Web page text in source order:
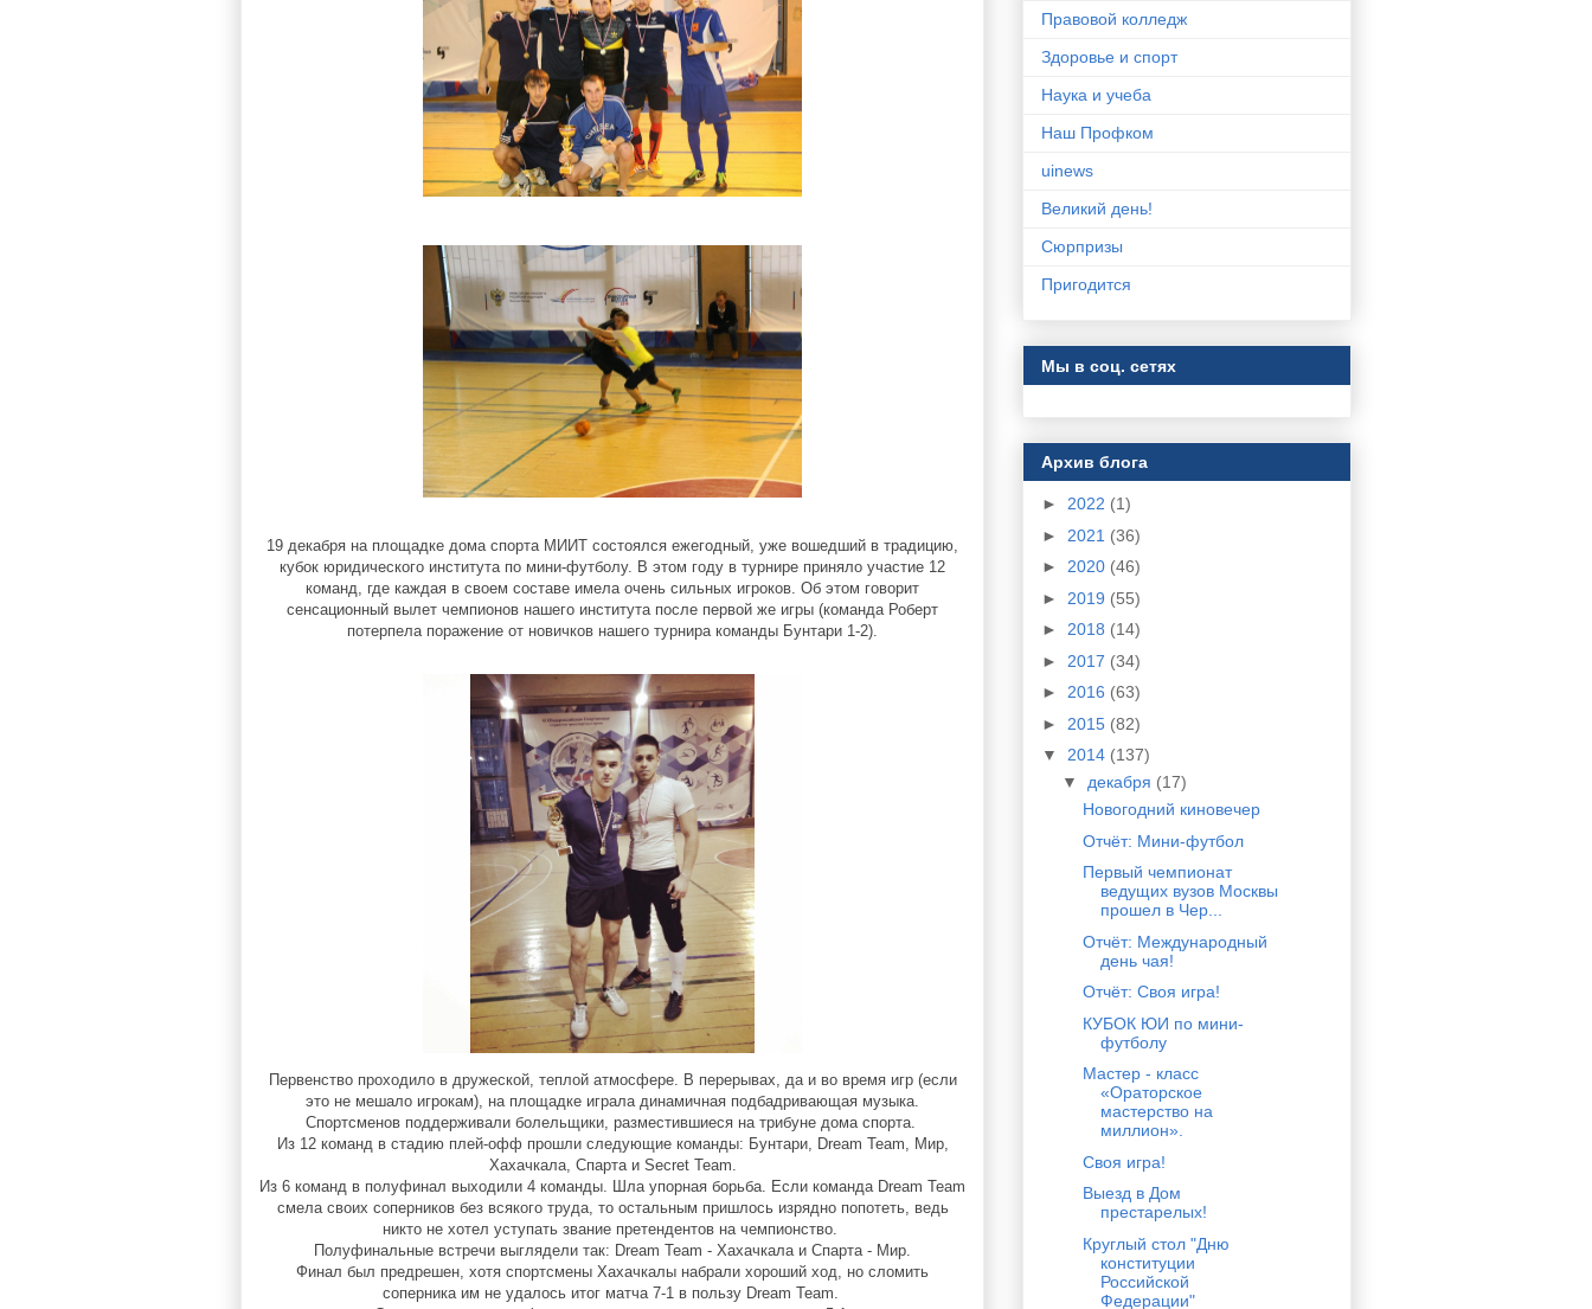
19 декабря на площадке дома спорта МИИТ состоялся ежегодный, уже вошедший в традицию,
кубок юридического института по мини-футболу. В этом году в турнире приняло участие 12
команд, где каждая в своем составе имела очень сильных игроков. Об этом говорит
сенсационный вылет чемпионов нашего института после первой же игры (команда Роберт
потерпела поражение от новичков нашего турнира команды Бунтари 1-2).
Первенство проходило в дружеской, теплой атмосфере. В перерывах, да и во время игр (если
это не мешало игрокам), на площадке играла динамичная подбадривающая музыка.
Спортсменов поддерживали болельщики, разместившиеся на трибуне дома спорта.
Из 12 команд в стадию плей-офф прошли следующие команды: Бунтари, Dream Team, Мир,
Хахачкала, Спарта и Secret Team.
Из 6 команд в полуфинал выходили 4 команды. Шла упорная борьба. Если команда Dream Team
смела своих соперников без всякого труда, то остальным пришлось изрядно попотеть, ведь
никто не хотел уступать звание претендентов на чемпионство.
Полуфинальные встречи выглядели так: Dream Team - Хахачкала и Спарта - Мир.
Финал был предрешен, хотя спортсмены Хахачкалы набрали хороший ход, но сломить
соперника им не удалось итог матча 7-1 в пользу Dream Team.
Правовой колледж
Здоровье и спорт
Наука и учеба
Наш Профком
uinews
Великий день!
Сюрпризы
Пригодится
Мы в соц. сетях
Архив блога
► 2022 (1)
► 2021 (36)
► 2020 (46)
► 2019 (55)
► 2018 (14)
► 2017 (34)
► 2016 (63)
► 2015 (82)
▼ 2014 (137)
▼ декабря (17)
Новогодний киновечер
Отчёт: Мини-футбол
Первый чемпионат
ведущих вузов Москвы
прошел в Чер...
Отчёт: Международный
день чая!
Отчёт: Своя игра!
КУБОК ЮИ по мини-
футболу
Мастер - класс
«Ораторское
мастерство на
миллион».
Своя игра!
Выезд в Дом
престарелых!
Круглый стол "Дню
конституции
Российской
Федерации"